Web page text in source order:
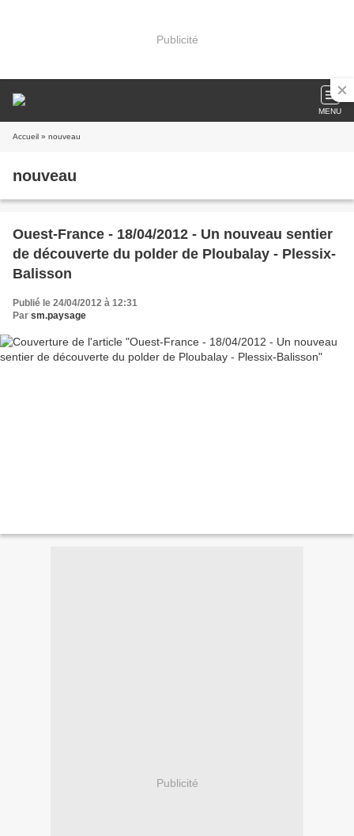
Publicité
MENU
Accueil » nouveau
nouveau
Ouest-France - 18/04/2012 - Un nouveau sentier
de découverte du polder de Ploubalay - Plessix-
Balisson
Publié le 24/04/2012 à 12:31
Par sm.paysage
Publicité